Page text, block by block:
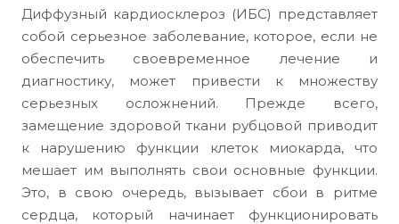
Диффузный кардиосклероз (ИБС) представляет
собой серьезное заболевание, которое, если не
обеспечить своевременное лечение и
диагностику, может привести к множеству
серьезных осложнений. Прежде всего,
замещение здоровой ткани рубцовой приводит
к нарушению функции клеток миокарда, что
мешает им выполнять свои основные функции.
Это, в свою очередь, вызывает сбои в ритме
сердца, который начинает функционировать